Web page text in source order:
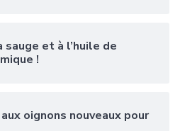
et à l’huile de
!
oignons nouveaux pour